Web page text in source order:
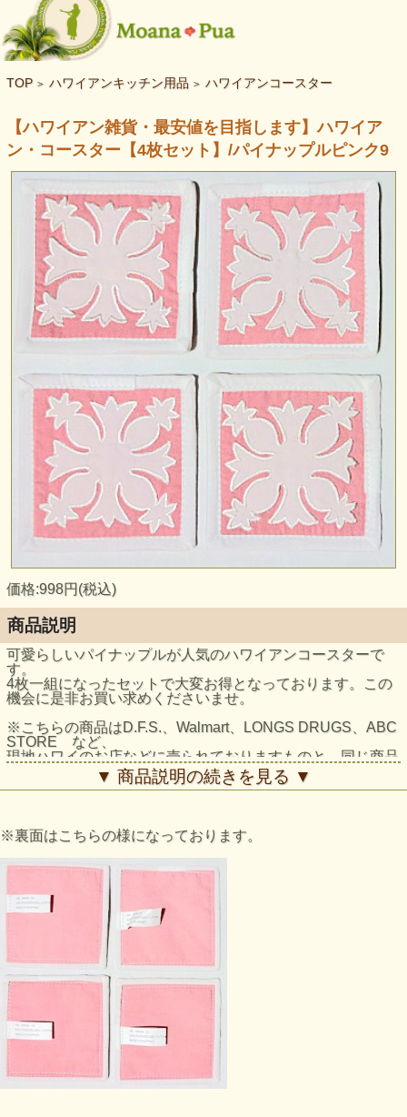
TOP > ハワイアンキッチン用品 > ハワイアンコースター
【ハワイアン雑貨・最安値を目指します】ハワイア
ン・コースター【4枚セット】/パイナップルピンク9
価格:998円(税込)
商品説明
可愛らしいパイナップルが人気のハワイアンコースターで
す。
4枚一組になったセットで大変お得となっております。この
機会に是非お買い求めくださいませ。
※こちらの商品はD.F.S.、Walmart、LONGS DRUGS、ABC
STORE など、
現地ハワイのお店などに売られておりますものと、同じ商品
安心してお買い求めいただけます。
▼ 商品説明の続きを見る ▼
※裏面はこちらの様になっております。